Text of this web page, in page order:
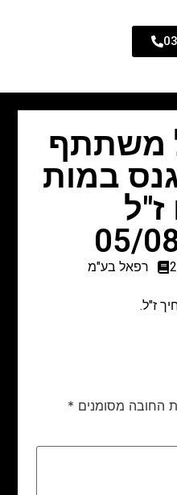
משתתף
במות
ז"ל
05/
רפאל בע"מ
ז"ל.
החובה מסומנים *